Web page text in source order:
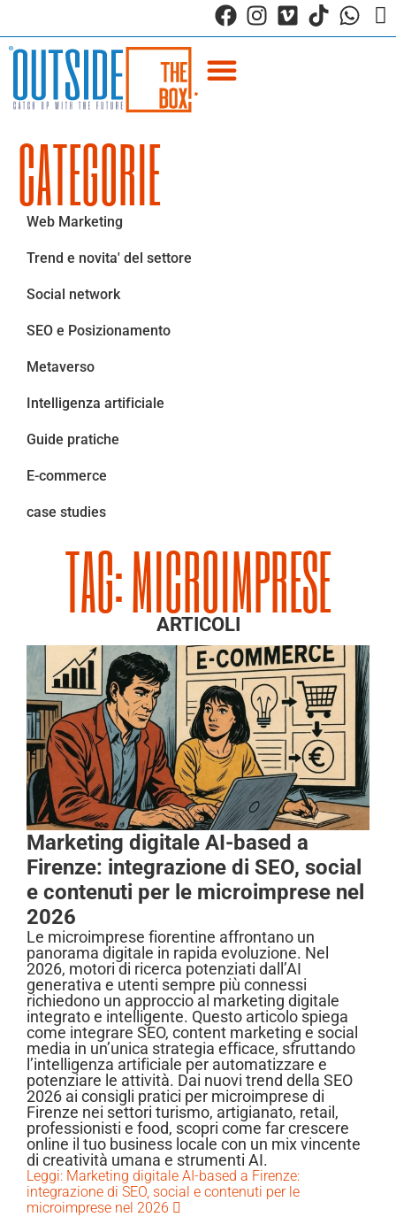
TAG: MICROIMPRESE
ARTICOLI
Marketing digitale AI-based a
Firenze: integrazione di SEO, social
e contenuti per le microimprese nel
2026
Le microimprese fiorentine affrontano un
panorama digitale in rapida evoluzione. Nel
2026, motori di ricerca potenziati dall’AI
generativa e utenti sempre più connessi
richiedono un approccio al marketing digitale
integrato e intelligente. Questo articolo spiega
come integrare SEO, content marketing e social
media in un’unica strategia efficace, sfruttando
l’intelligenza artificiale per automatizzare e
potenziare le attività. Dai nuovi trend della SEO
2026 ai consigli pratici per microimprese di
Firenze nei settori turismo, artigianato, retail,
professionisti e food, scopri come far crescere
online il tuo business locale con un mix vincente
di creatività umana e strumenti AI.
Leggi: Marketing digitale AI-based a Firenze:
integrazione di SEO, social e contenuti per le
microimprese nel 2026
CATEGORIE
Web Marketing
Trend e novita' del settore
Social network
SEO e Posizionamento
Metaverso
Intelligenza artificiale
Guide pratiche
E-commerce
case studies